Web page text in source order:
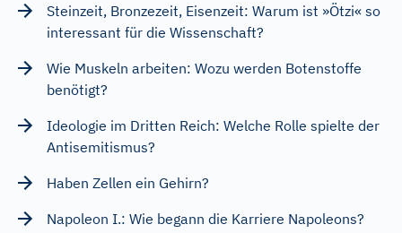
Steinzeit, Bronzezeit, Eisenzeit: Warum ist »Ötzi« so
interessant für die Wissenschaft?
Wie Muskeln arbeiten: Wozu werden Botenstoffe
benötigt?
Ideologie im Dritten Reich: Welche Rolle spielte der
Antisemitismus?
Haben Zellen ein Gehirn?
Napoleon I.: Wie begann die Karriere Napoleons?